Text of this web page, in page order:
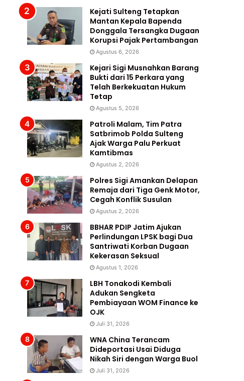
Kejati Sulteng Tetapkan
Mantan Kepala Bapenda
Donggala Tersangka Dugaan
Korupsi Pajak Pertambangan
Agustus 6, 2026
Kejari Sigi Musnahkan Barang
Bukti dari 15 Perkara yang
Telah Berkekuatan Hukum
Tetap
Agustus 5, 2026
Patroli Malam, Tim Patra
Satbrimob Polda Sulteng
Ajak Warga Palu Perkuat
Kamtibmas
Agustus 2, 2026
Polres Sigi Amankan Delapan
Remaja dari Tiga Genk Motor,
Cegah Konflik Susulan
Agustus 2, 2026
BBHAR PDIP Jatim Ajukan
Perlindungan LPSK bagi Dua
Santriwati Korban Dugaan
Kekerasan Seksual
Agustus 1, 2026
LBH Tonakodi Kembali
Adukan Sengketa
Pembiayaan WOM Finance ke
OJK
Juli 31, 2026
WNA China Terancam
Dideportasi Usai Diduga
Nikah Siri dengan Warga Buol
Juli 31, 2026